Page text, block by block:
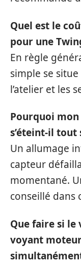
Quel est le
pour une
En règle
simple se
l’atelier et les
Pourquoi
s’éteint-il tout
Un allumage
capteur
momentané.
conseillé dans
Que faire si
voyant